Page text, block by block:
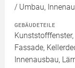
/ Umbau,
GEBÄUDETEILE
Fassade,
Innenausbau,